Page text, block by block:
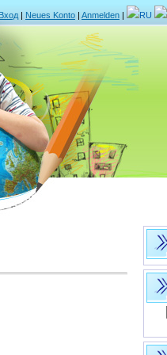
Вход | Neues Konto | Anmelden | RU